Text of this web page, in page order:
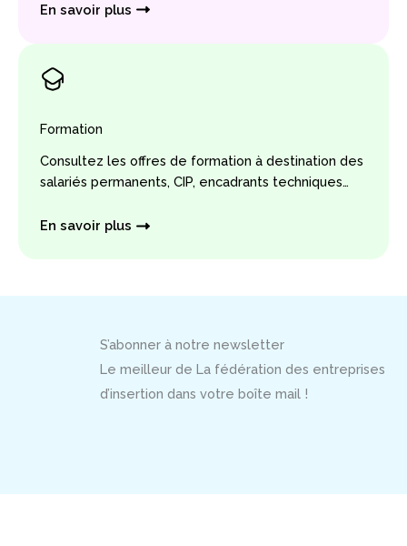
En savoir plus
Formation
Consultez les offres de formation à destination des
salariés permanents, CIP, encadrants techniques…
En savoir plus
S’abonner à notre newsletter
Le meilleur de La fédération des entreprises
d’insertion dans votre boîte mail !